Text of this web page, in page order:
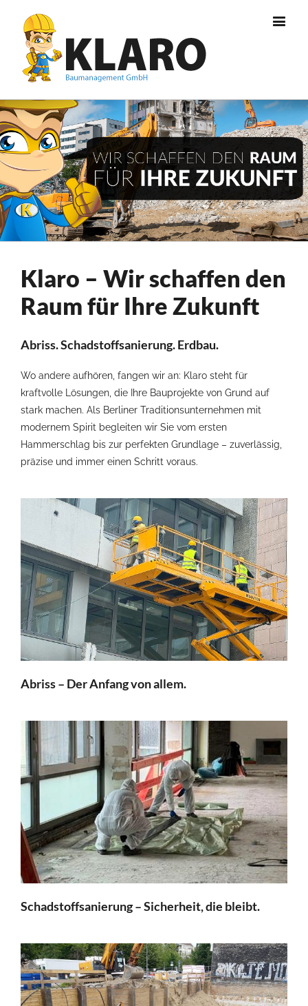
Klaro – Wir schaffen den
Raum für Ihre Zukunft
Abriss. Schadstoffsanierung. Erdbau.
Wo andere aufhören, fangen wir an: Klaro steht für
kraftvolle Lösungen, die Ihre Bauprojekte von Grund auf
stark machen. Als Berliner Traditionsunternehmen mit
modernem Spirit begleiten wir Sie vom ersten
Hammerschlag bis zur perfekten Grundlage – zuverlässig,
präzise und immer einen Schritt voraus.
Abriss – Der Anfang von allem.
Schadstoffsanierung – Sicherheit, die bleibt.